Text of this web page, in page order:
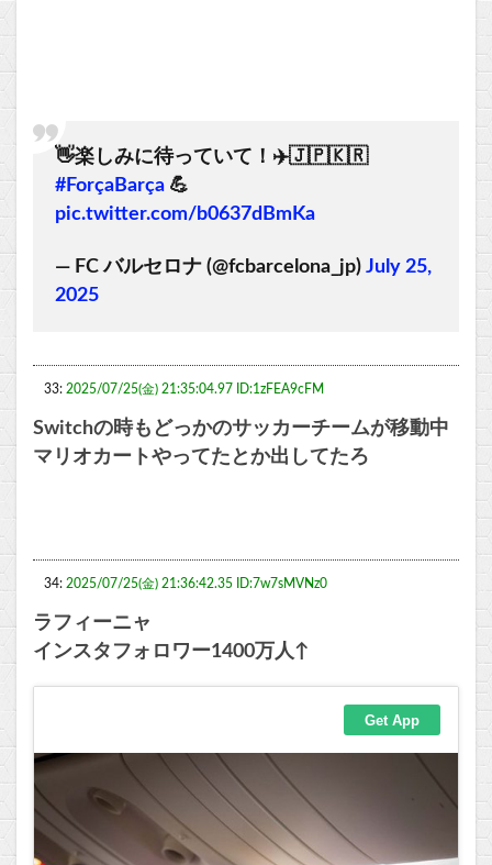
👋楽しみに待っていて！✈️🇯🇵🇰🇷
#ForçaBarça 💪
pic.twitter.com/b0637dBmKa
— FC バルセロナ (@fcbarcelona_jp) July 25,
2025
33: 2025/07/25(金) 21:35:04.97 ID:1zFEA9cFM
Switchの時もどっかのサッカーチームが移動中
マリオカートやってたとか出してたろ
34: 2025/07/25(金) 21:36:42.35 ID:7w7sMVNz0
ラフィーニャ
インスタフォロワー1400万人↑